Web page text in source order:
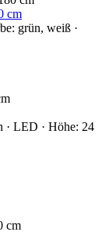
cm
grün, weiß ·
· LED · Höhe: 24
cm